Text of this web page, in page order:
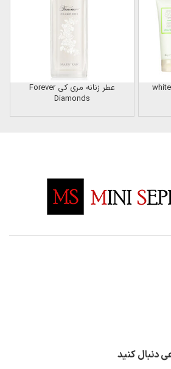
عطر زنانه مری کی Forever
Diamonds
دنبال کنید